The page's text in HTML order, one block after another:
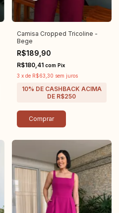
Camisa Cropped Tricoline -
Bege
R$189,90
R$180,41 com Pix
3 x de R$63,30 sem juros
Comprar